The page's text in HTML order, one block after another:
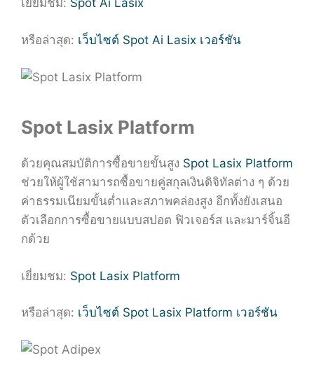
เยี่ยมชม: Spot Ai Lasix
หรือล่าสุด: เว็บไซต์ Spot Ai Lasix เวอร์ชัน
Spot Lasix Platform
ด้วยคุณสมบัติการซื้อขายขั้นสูง Spot Lasix Platform
ช่วยให้ผู้ใช้สามารถซื้อขายคู่สกุลเงินดิจิทัลต่าง ๆ ด้วย
ค่าธรรมเนียมขั้นต่ำและสภาพคล่องสูง อีกทั้งยังเสนอ
ตัวเลือกการซื้อขายแบบสปอต ฟิวเจอร์ส และมาร์จิ้นอี
กด้วย
เยี่ยมชม: Spot Lasix Platform
หรือล่าสุด: เว็บไซต์ Spot Lasix Platform เวอร์ชัน